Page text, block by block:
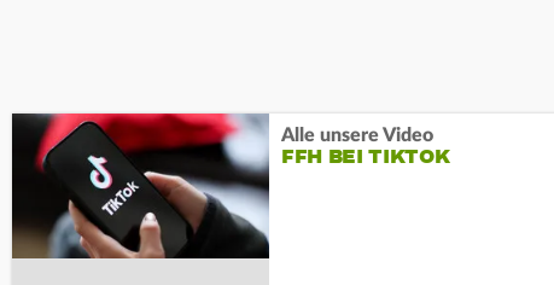
Alle unsere Video
FFH BEI TIKTOK